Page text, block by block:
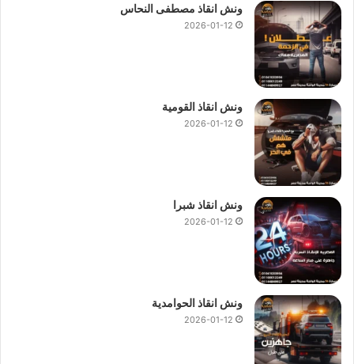
ونش انقاذ مصطفى النحاس
2026-01-12
ونش انقاذ القومية
2026-01-12
ونش انقاذ شبرا
2026-01-12
ونش انقاذ الحوامدية
2026-01-12